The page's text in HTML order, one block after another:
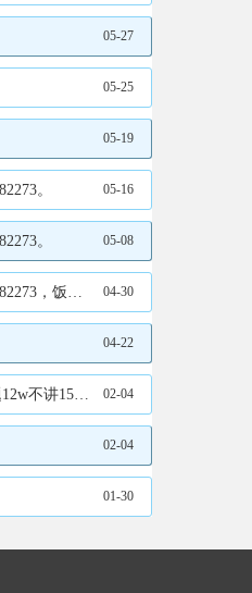
05-27
05-25
05-19
。 05-16
。 05-08
口勿扰。 04-30
04-22
02-04
02-04
01-30